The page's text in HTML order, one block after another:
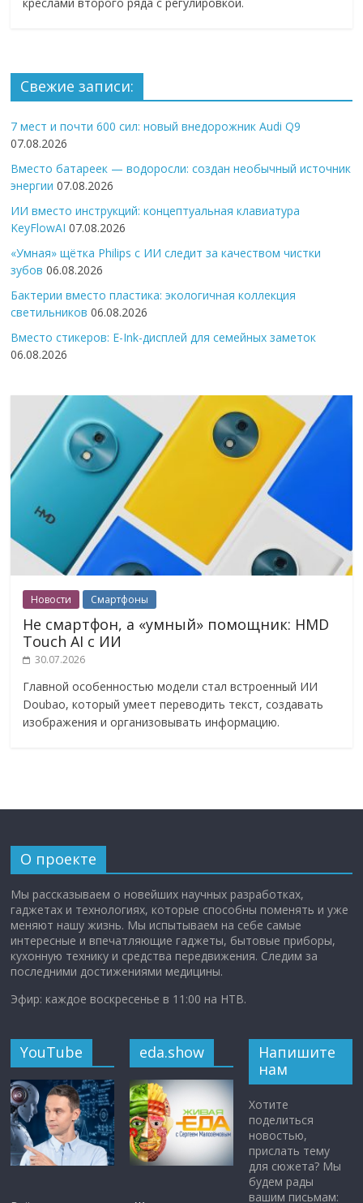
креслами второго ряда с регулировкой.
Свежие записи:
7 мест и почти 600 сил: новый внедорожник Audi Q9
07.08.2026
Вместо батареек — водоросли: создан необычный источник
энергии 07.08.2026
ИИ вместо инструкций: концептуальная клавиатура
KeyFlowAI 07.08.2026
«Умная» щётка Philips с ИИ следит за качеством чистки
зубов 06.08.2026
Бактерии вместо пластика: экологичная коллекция
светильников 06.08.2026
Вместо стикеров: E-Ink-дисплей для семейных заметок
06.08.2026
Новости Смартфоны
Не смартфон, а «умный» помощник: HMD
Touch AI с ИИ
30.07.2026
Главной особенностью модели стал встроенный ИИ
Doubao, который умеет переводить текст, создавать
изображения и организовывать информацию.
О проекте
Мы рассказываем о новейших научных разработках,
гаджетах и технологиях, которые способны поменять и уже
меняют нашу жизнь. Мы испытываем на себе самые
интересные и впечатляющие гаджеты, бытовые приборы,
кухонную технику и средства передвижения. Следим за
последними достижениями медицины.
Эфир: каждое воскресенье в 11:00 на НТВ.
YouTube eda.show
Напишите
нам
Хотите
поделиться
новостью,
прислать тему
для сюжета? Мы
будем рады
вашим письмам: